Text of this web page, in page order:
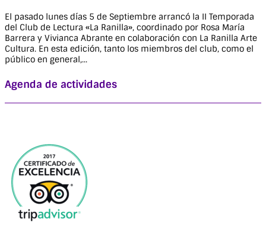
El pasado lunes días 5 de Septiembre arrancó la II Temporada
del Club de Lectura «La Ranilla», coordinado por Rosa María
Barrera y Vivianca Abrante en colaboración con La Ranilla Arte
Cultura. En esta edición, tanto los miembros del club, como el
público en general,...
Agenda de actividades